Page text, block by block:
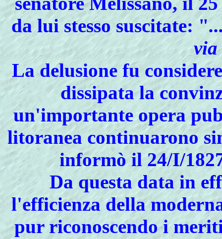
da lui stesso suscitate: "
via
La delusione fu
dissipata la
un'importante opera
litoranea continuarono
informò il 24/I/
Da questa data in
l'efficienza della
pur riconoscendo i